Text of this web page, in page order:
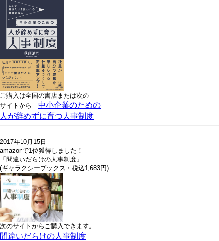
ご購入は全国の書店または次の
サイトから 中小企業のための
人が辞めずに育つ人事制度
2017年10月15日
amazonで1位獲得しました！
「間違いだらけの人事制度」
(ギャラクシーブックス・税込1,683円)
次のサイトからご購入できます。
間違いだらけの人事制度